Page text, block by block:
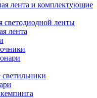
лента и комплектующие
светодиодной ленты
лента